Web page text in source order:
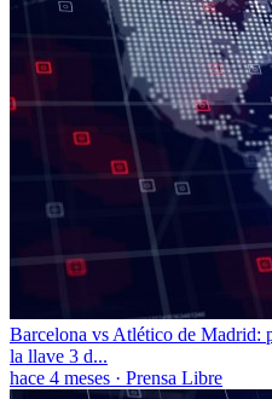
Barcelona vs Atlético de Madrid:
la llave 3 d...
hace 4 meses · Prensa Libre